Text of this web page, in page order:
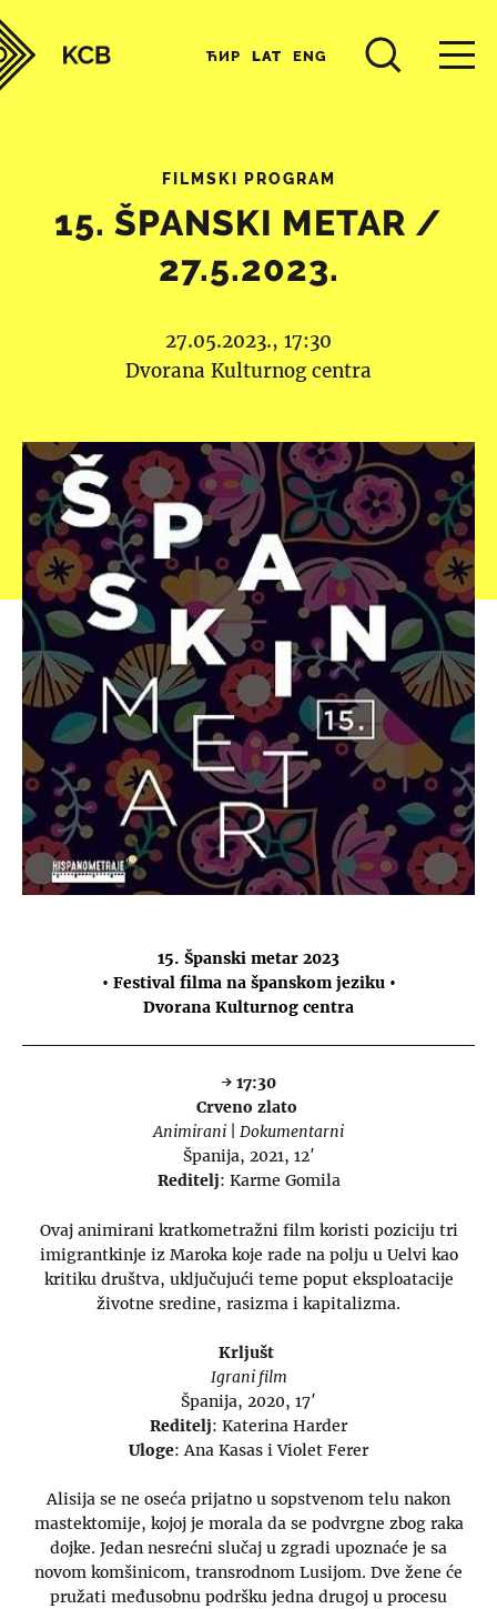
ЋИР LAT ENG
FILMSKI PROGRAM
15. ŠPANSKI METAR /
27.5.2023.
27.05.2023., 17:30
Dvorana Kulturnog centra
15. Španski metar 2023
• Festival filma na španskom jeziku •
Dvorana Kulturnog centra
→ 17:30
Crveno zlato
Animirani | Dokumentarni
Španija, 2021, 12′
Reditelj: Karme Gomila
Ovaj animirani kratkometražni film koristi poziciju tri
imigrantkinje iz Maroka koje rade na polju u Uelvi kao
kritiku društva, uključujući teme poput eksploatacije
životne sredine, rasizma i kapitalizma.
Krljušt
Igrani film
Španija, 2020, 17′
Reditelj: Katerina Harder
Uloge: Ana Kasas i Violet Ferer
Alisija se ne oseća prijatno u sopstvenom telu nakon
mastektomije, kojoj je morala da se podvrgne zbog raka
dojke. Jedan nesrećni slučaj u zgradi upoznaće je sa
novom komšinicom, transrodnom Lusijom. Dve žene će
pružati međusobnu podršku jedna drugoj u procesu